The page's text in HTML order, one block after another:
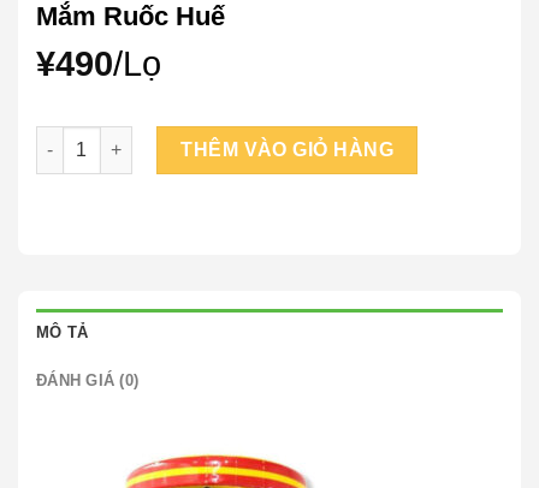
Mắm Ruốc Huế
¥490/Lọ
Mắm Ruốc Huế số lượng
THÊM VÀO GIỎ HÀNG
MÔ TẢ
ĐÁNH GIÁ (0)